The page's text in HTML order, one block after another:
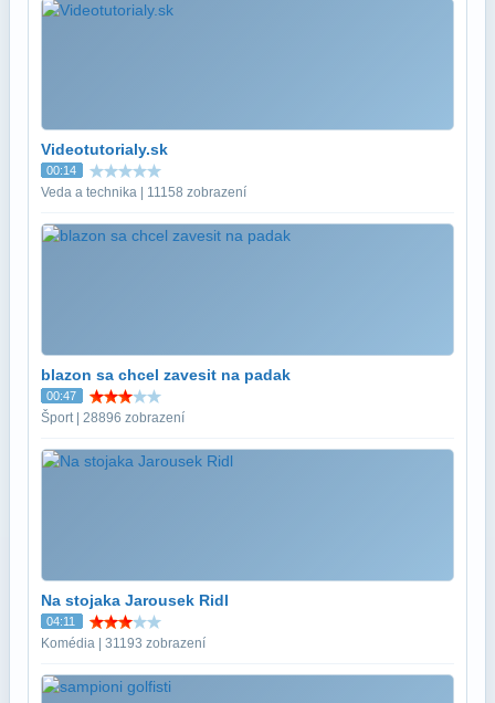
Videotutorialy.sk
00:14
Veda a technika | 11158 zobrazení
blazon sa chcel zavesit na padak
00:47
Šport | 28896 zobrazení
Na stojaka Jarousek Ridl
04:11
Komédia | 31193 zobrazení